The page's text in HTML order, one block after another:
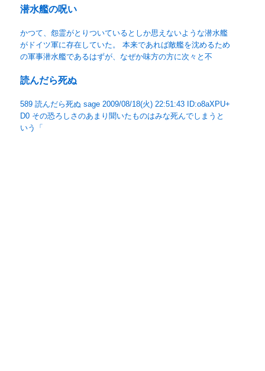
潜水艦の呪い
かつて、怨霊がとりついているとしか思えないような潜水艦
がドイツ軍に存在していた。 本来であれば敵艦を沈めるため
の軍事潜水艦であるはずが、なぜか味方の方に次々と不
読んだら死ぬ
589 読んだら死ぬ sage 2009/08/18(火) 22:51:43 ID:o8aXPU+
D0 その恐ろしさのあまり聞いたものはみな死んでしまうと
いう「